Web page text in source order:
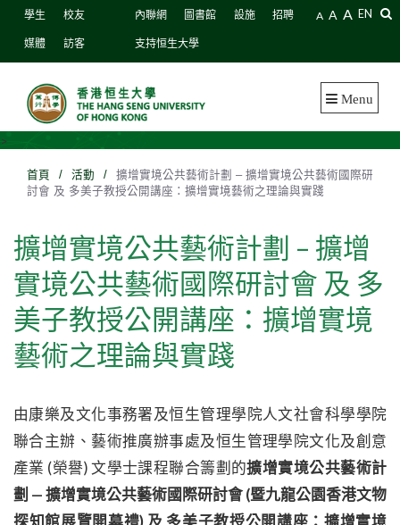
學生 校友
媒體 訪客
內聯網 圖書館 設施 招聘
支持恒生大學
A A A EN
Menu
>
首頁 / 活動 /
擴增實境公共藝術計劃 – 擴增實境公共藝術國際研
討會 及 多美子教授公開講座：擴增實境藝術之理論與實踐
擴增實境公共藝術計劃 – 擴增
實境公共藝術國際研討會 及 多
美子教授公開講座：擴增實境
藝術之理論與實踐
由康樂及文化事務署及恒生管理學院人文社會科學學院
聯合主辦、藝術推廣辦事處及恒生管理學院文化及創意
產業 (榮譽) 文學士課程聯合籌劃的擴增實境公共藝術計
劃 — 擴增實境公共藝術國際研討會 (暨九龍公園香港文物
探知館展覽開幕禮) 及 多美子教授公開講座：擴增實境